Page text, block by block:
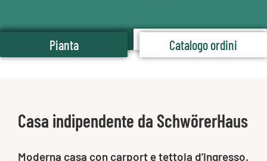
Pianta Catalogo ordini
Pianta Catalogo ordini
Casa indipendente da SchwörerHaus
Moderna casa con carport e tettoia d’ingresso.